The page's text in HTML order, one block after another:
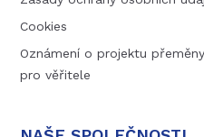
Cookies
Oznámení o projektu
pro věřitele